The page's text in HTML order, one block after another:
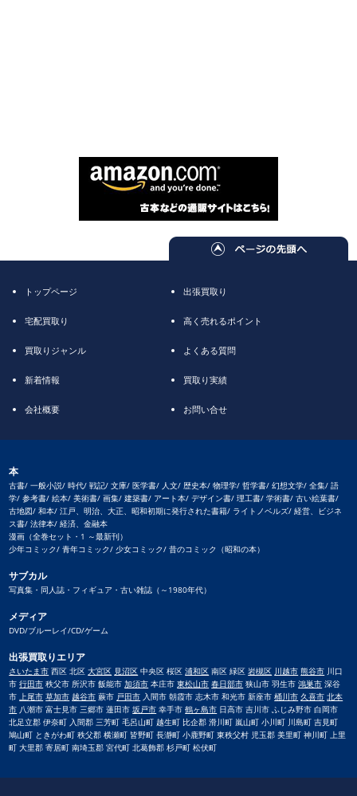
トップページ 出張買取り
宅配買取り 高く売れるポイント
買取りジャンル よくある質問
新着情報 買取り実績
会社概要 お問い合せ
本
古書/ 一般小説/ 時代/ 戦記/ 文庫/ 医学書/ 人文/ 歴史本/ 物理学/ 哲学書/ 幻想文学/ 全集/ 語
学/ 参考書/ 絵本/ 美術書/ 画集/ 建築書/ アート本/ デザイン書/ 理工書/ 学術書/ 古い絵葉書/
古地図/ 和本/ 江戸、明治、大正、昭和初期に発行された書籍/ ライトノベルズ/ 経営、ビジネ
ス書/ 法律本/ 経済、金融本
漫画（全巻セット・1 ～最新刊）
少年コミック/ 青年コミック/ 少女コミック/ 昔のコミック（昭和の本）
サブカル
写真集・同人誌・フィギュア・古い雑誌（～1980年代）
メディア
DVD/ブルーレイ/CD/ゲーム
出張買取りエリア
さいたま市 西区 北区大宮区 見沼区 中央区 桜区浦和区 南区 緑区岩槻区 川越市 熊谷市 川口
市行田市 秩父市 所沢市 飯能市加須市 本庄市東松山市 春日部市 狭山市 羽生市鴻巣市 深谷
市上尾市 草加市 越谷市 蕨市 戸田市 入間市 朝霞市 志木市 和光市 新座市桶川市 久喜市 北本
市 八潮市 富士見市 三郷市 蓮田市坂戸市 幸手市鶴ヶ島市 日高市 吉川市 ふじみ野市 白岡市
北足立郡 伊奈町 入間郡 三芳町 毛呂山町 越生町 比企郡 滑川町 嵐山町 小川町 川島町 吉見町
鳩山町 ときがわ町 秩父郡 横瀬町 皆野町 長瀞町 小鹿野町 東秩父村 児玉郡 美里町 神川町 上里
町 大里郡 寄居町 南埼玉郡 宮代町 北葛飾郡 杉戸町 松伏町